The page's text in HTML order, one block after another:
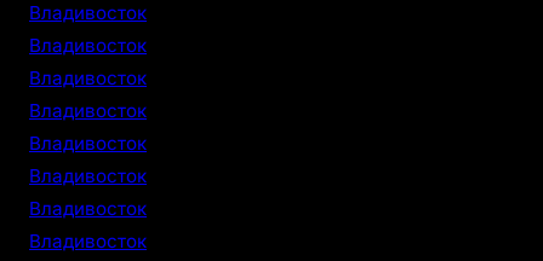
Владивосток
Владивосток
Владивосток
Владивосток
Владивосток
Владивосток
Владивосток
Владивосток